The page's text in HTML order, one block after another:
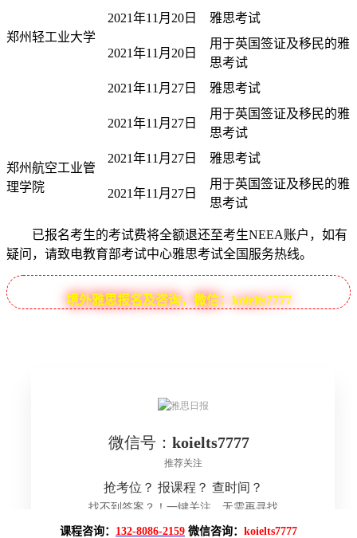
郑州轻工业大学
2021年11月20日
雅思考试
2021年11月20日
用于英国签证及移民的雅
思考试
2021年11月27日
雅思考试
2021年11月27日
用于英国签证及移民的雅
思考试
郑州航空工业管
理学院
2021年11月27日 雅思考试
2021年11月27日
用于英国签证及移民的雅
思考试
已报名考生的考试费将全额退还至考生NEEA账户，如有
疑问，请致电教育部考试中心雅思考试全国服务热线。
境外雅思报名及咨询，微信：koielts7777
课程咨询： 132-8086-2159 微信咨询： koielts7777